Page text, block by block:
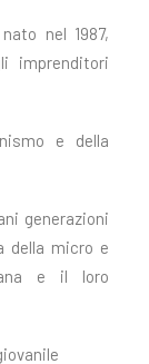
nel 1987,
imprenditori
e della
generazioni
della micro e
e il loro